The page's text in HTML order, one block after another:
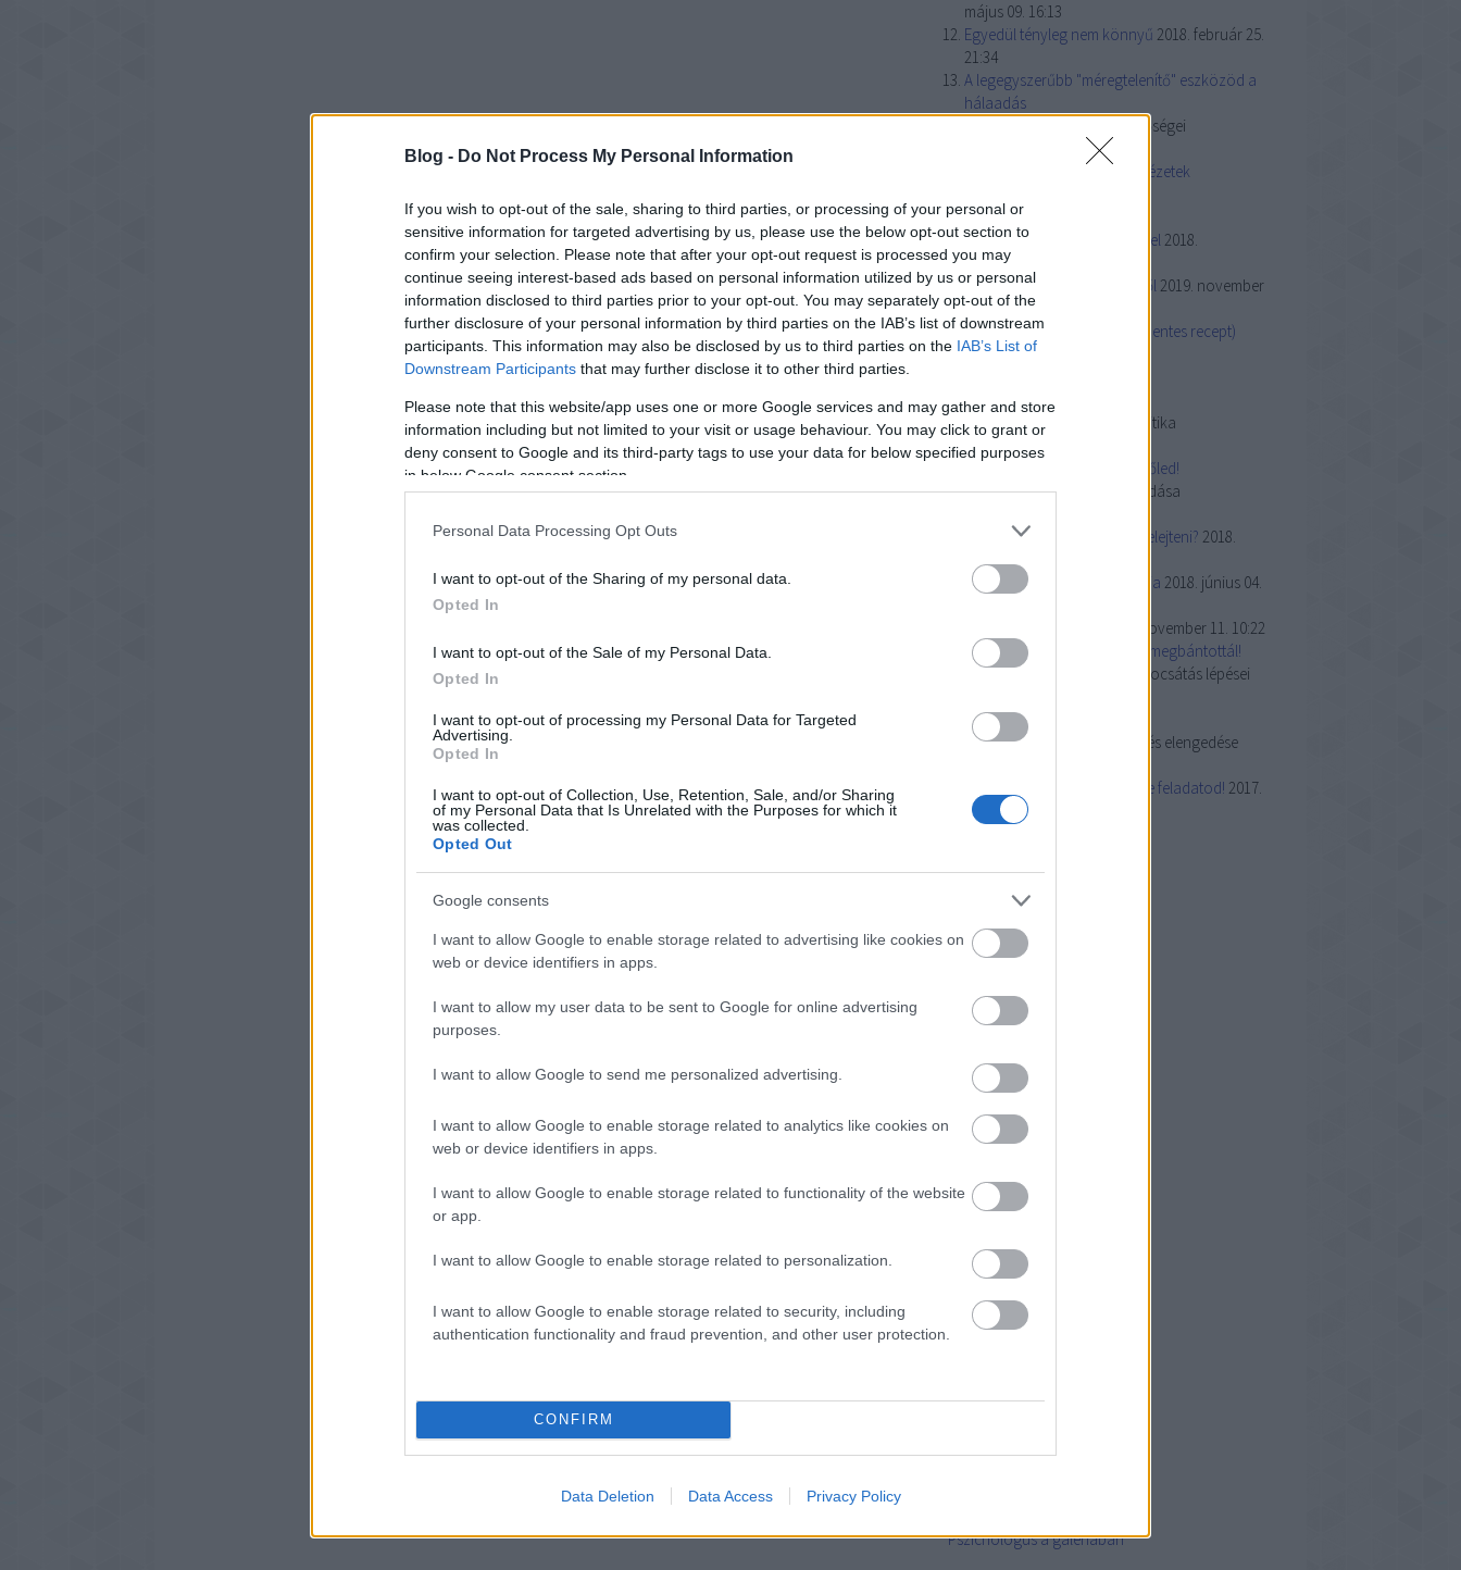
Blog - Do Not Process My Personal Information
If you wish to opt-out of the sale, sharing to third parties, or processing of your personal or
sensitive information for targeted advertising by us, please use the below opt-out section to
confirm your selection. Please note that after your opt-out request is processed you may
continue seeing interest-based ads based on personal information utilized by us or personal
information disclosed to third parties prior to your opt-out. You may separately opt-out of the
further disclosure of your personal information by third parties on the IAB’s list of downstream
participants. This information may also be disclosed by us to third parties on the IAB’s List of
Downstream Participants that may further disclose it to other third parties.
Please note that this website/app uses one or more Google services and may gather and store
information including but not limited to your visit or usage behaviour. You may click to grant or
deny consent to Google and its third-party tags to use your data for below specified purposes
in below Google consent section.
Personal Data Processing Opt Outs
I want to opt-out of the Sharing of my personal data.
Opted In
I want to opt-out of the Sale of my Personal Data.
Opted In
I want to opt-out of processing my Personal Data for Targeted
Advertising.
Opted In
I want to opt-out of Collection, Use, Retention, Sale, and/or Sharing
of my Personal Data that Is Unrelated with the Purposes for which it
was collected.
Opted Out
Google consents
I want to allow Google to enable storage related to advertising like cookies on
web or device identifiers in apps.
I want to allow my user data to be sent to Google for online advertising
purposes.
I want to allow Google to send me personalized advertising.
I want to allow Google to enable storage related to analytics like cookies on
web or device identifiers in apps.
I want to allow Google to enable storage related to functionality of the website
or app.
I want to allow Google to enable storage related to personalization.
I want to allow Google to enable storage related to security, including
authentication functionality and fraud prevention, and other user protection.
CONFIRM
Data Deletion Data Access Privacy Policy
május 09. 16:13
Egyedül tényleg nem könnyű 2018. február 25.
21:34
A legegyszerűbb "méregtelenítő" eszközöd a
hálaadás
A hála gyakorlásának lehetőségei
2018. december 27. 13:58
Karácsonyi inspirációk és idézetek
2018. november 29. 09:21
Érzelmi zsarolás a gyermekkel 2018.
szeptember 28. 12:09
Inspirációs idézetek az életről 2019. november
25. 06:01
Rokonom, Pavlova (gluténmentes recept)
Pavlova-torta
Szeretnél szerelmes lenni?
Csillag születik (2018) - filmkritika
2018. október 22. 11:58
Játszmatündér! Elég volt belőled!
Játszmáink felismerése és oldása
Hogyan tudnálak örökre elfelejteni? 2018.
június 13. 11:40
A zarándoklás pszichológiája 2018. június 04.
2019. november 11. 10:22
Megbocsátom Neked, hogy megbántottál!
Az önmagamnak való megbocsátás lépései
Merj kevésnek lenni!
A maximalizmus felismerése és elengedése
Csak lazán! Nem minden a Te feladatod! 2017.
november 21. 23:01
Spotify, podcast
Instagram
Pinterest
Web
2026 február
2026 január
2025 december
2024 január
2023 december
2022 november
2022 október
2022 június
2021 december
Tovább
Pszichológus a galériában